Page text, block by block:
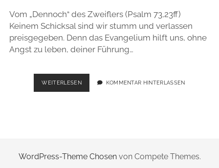
instagram
email
Vom „Dennoch“ des Zweiflers (Psalm 73,23ff)
Keinem Schicksal sind wir stumm und verlassen
preisgegeben. Denn das Evangelium hilft uns, ohne
Angst zu leben, deiner Führung…
WEITERLESEN„DU
HÄLTST
PSALM
KOMMENTAR HINTERLASSEN
WordPress-Theme Chosenvon Compete Themes.